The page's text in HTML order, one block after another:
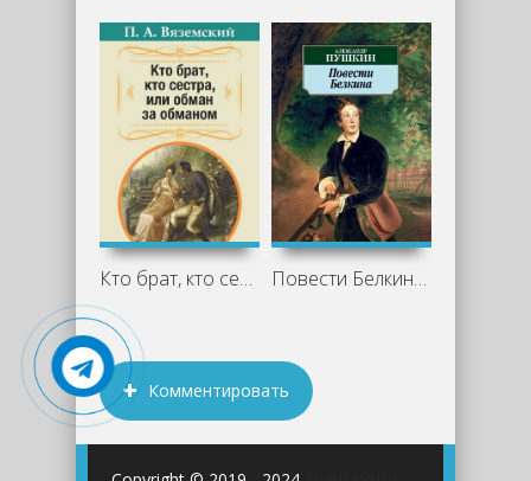
Кто брат, кто сестра, или Обман за Повести Белкина - Александр Пушкин
Комментировать